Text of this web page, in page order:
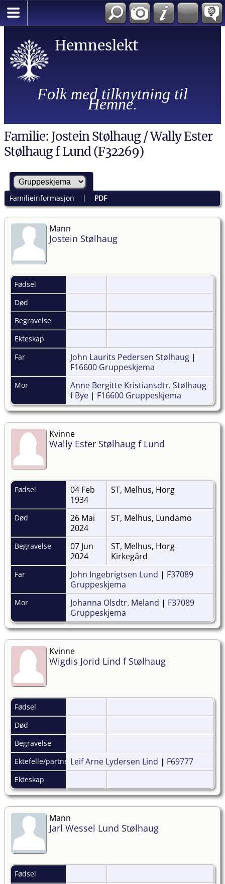
Hemneslekt
Folk med tilknytning til
Hemne.
Familie: Jostein Stølhaug / Wally Ester
Stølhaug f Lund (F32269)
Familieinformasjon | PDF
Mann
Jostein Stølhaug
Fødsel
Død
Begravelse
Ekteskap
Far
John Laurits Pedersen Stølhaug |
F16600 Gruppeskjema
Mor
Anne Bergitte Kristiansdtr. Stølhaug
f Bye | F16600 Gruppeskjema
Kvinne
Wally Ester Stølhaug f Lund
Fødsel
04 Feb
1934
ST, Melhus, Horg
Død
26 Mai
2024
ST, Melhus, Lundamo
Begravelse
07 Jun
2024
ST, Melhus, Horg
Kirkegård
Far John Ingebrigtsen Lund | F37089
Gruppeskjema
Mor Johanna Olsdtr. Meland | F37089
Gruppeskjema
Kvinne
Wigdis Jorid Lind f Stølhaug
Fødsel
Død
Begravelse
Ektefelle/partnerLeif Arne Lydersen Lind | F69777
Ekteskap
Mann
Jarl Wessel Lund Stølhaug
Fødsel